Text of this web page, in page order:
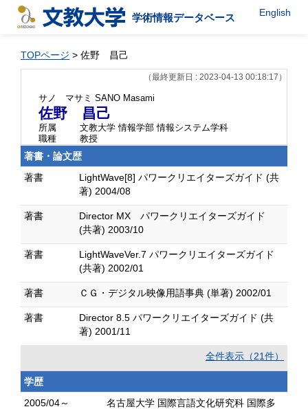
学術情報データベース English
TOPページ > 佐野 昌己
（最終更新日 : 2023-04-13 00:18:17）
サノ マサミ SANO Masami
佐野 昌己
所属
文教大学 情報学部 情報システム学科
職種
教授
著書・論文歴
著書
LightWave[8] パワークリエイターズガイド (共
著) 2004/08
著書
Director MX パワークリエイターズガイド
(共著) 2003/10
著書
LightWaveVer.7 パワークリエイターズガイド
(共著) 2002/01
著書 ＣＧ・デジタル映像用語事典 (単著) 2002/01
著書
Director 8.5 パワークリエイターズガイド (共
著) 2001/11
全件表示（21件）
学歴
2005/04～
名古屋大学 国際言語文化研究科 国際多